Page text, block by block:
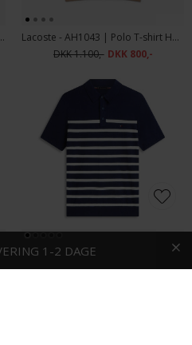
shirt Phoenix Blue
Lacoste - AH1043 | Polo T-shirt Heather Vienno
DKK 1.100,- DKK 800,-
Leaf
Tommy Hilfiger - Cotton knitted | Polo T-shirt Desert Sky
DKK 800,-
OG RETUR
1-2 DAGE